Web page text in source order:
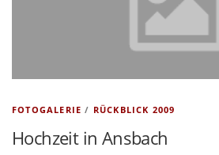
FOTOGALERIE / RÜCKBLICK 2009
Hochzeit in Ansbach